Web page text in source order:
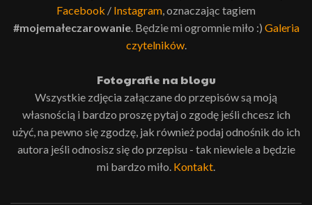
Facebook / Instagram, oznaczając tagiem
#mojemałeczarowanie. Będzie mi ogromnie miło :) Galeria
czytelników.
Fotografie na blogu
Wszystkie zdjęcia załączane do przepisów są moją
własnością i bardzo proszę pytaj o zgodę jeśli chcesz ich
użyć, na pewno się zgodzę, jak również podaj odnośnik do ich
autora jeśli odnosisz się do przepisu - tak niewiele a będzie
mi bardzo miło. Kontakt.